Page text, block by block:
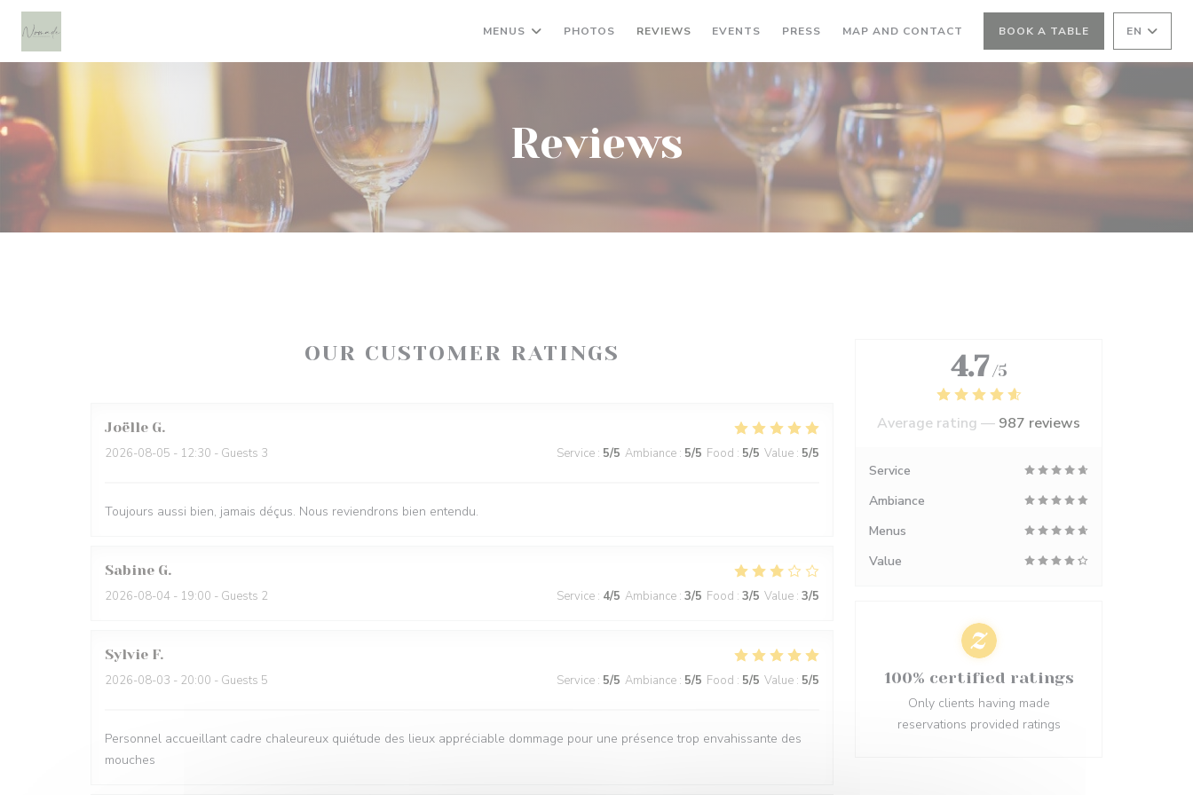
Personalizing your cookie choices
MENUS PHOTOS REVIEWS EVENTS PRESS MAP AND CONTACT BOOK A TABLE EN
Reviews
OUR CUSTOMER RATINGS
Joëlle G
2026-08-05 - 12:30 - Guests 3 Service : 5/5 Ambiance : 5/5 Food : 5/5 Value : 5/5
Toujours aussi bien, jamais déçus. Nous reviendrons bien entendu.
Sabine G
2026-08-04 - 19:00 - Guests 2 Service : 4/5 Ambiance : 3/5 Food : 3/5 Value : 3/5
Sylvie F
2026-08-03 - 20:00 - Guests 5 Service : 5/5 Ambiance : 5/5 Food : 5/5 Value : 5/5
Personnel accueillant cadre chaleureux quiétude des lieux appréciable dommage pour une présence trop envahissante des
mouches
4.7 /5
Average rating — 987 reviews
Service
Ambiance
Menus
Value
100% certified ratings
Only clients having made
reservations provided ratings